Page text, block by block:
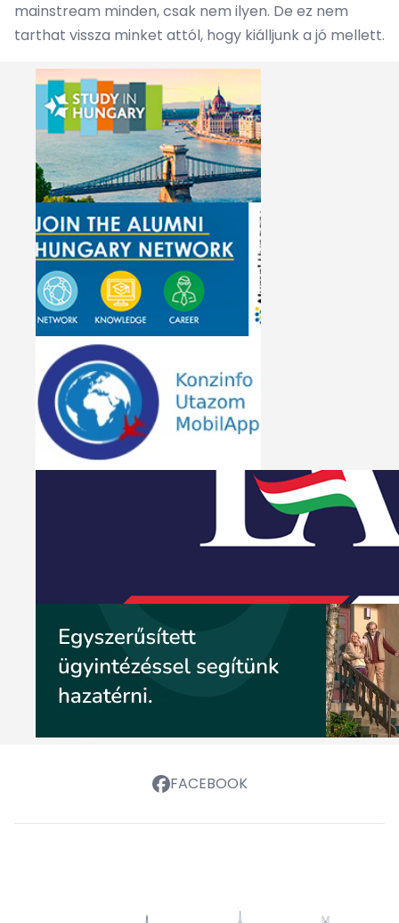
mainstream minden, csak nem ilyen. De ez nem
tarthat vissza minket attól, hogy kiálljunk a jó mellett.
FACEBOOK